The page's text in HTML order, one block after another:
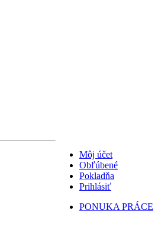
Môj účet
Obľúbené
Pokladňa
Prihlásiť
PONUKA PRÁCE